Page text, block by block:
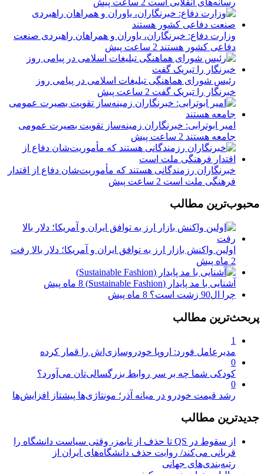
وزارت دفاع: خبرنگاران، یاوران و همراهان راهبردی صنعت
دفاعی کشور هستند 2 ساعت پیش
رئیس شورای هماهنگی تبلیغات اسلامی در پیامی روز
خبرنگار را تبریک گفت 2 ساعت پیش
امیر ابوترابی: خبرنگاران زمینه‌ساز تقویت بصیرت عمومی
جامعه هستند 2 ساعت پیش
خبرنگاران رزمندگانی هستند که مأموریت‌شان دفاع از اقتدار
فرهنگی ملت است 2 ساعت پیش
محبوب‌ترین مطالب
اولین واکنش بازار ارز به توافق ایران و آمریکا؛ دلار بالا رفت
2 ماه پیش
آشنایی با مد پایدار (Sustainable Fashion)
8 ماه پیش
چرا ال90 زشت است؟
8 ماه پیش
پربحث‌ترین مطالب
1
مدیرعامل فورد: اروپا خودروسازی‌اش را قمار کرده
0
کودکی شما چه بر سر روابط بزرگسالی‌تان می‌آورد؟
0
رشد قیمت خودرو در میانه آذر؛ مونتاژی‌ها پیشتاز افزایش‌ها
جدیدترین مطالب
از سقوط در QS تا حذف از تایمز، وقتی سیاست دانشگاه را
قربانی می‌کند/ روایت حذف دانشگاه‌های ایران از
رتبه‌بندی‌های جهانی